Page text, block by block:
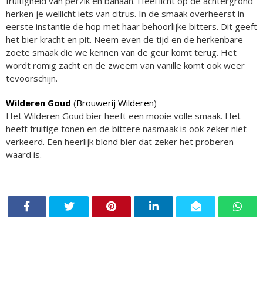
herken je wellicht iets van citrus. In de smaak overheerst in
eerste instantie de hop met haar behoorlijke bitters. Dit geeft
het bier kracht en pit. Neem even de tijd en de herkenbare
zoete smaak die we kennen van de geur komt terug. Het
wordt romig zacht en de zweem van vanille komt ook weer
tevoorschijn.
Wilderen Goud (Brouwerij Wilderen)
Het Wilderen Goud bier heeft een mooie volle smaak. Het
heeft fruitige tonen en de bittere nasmaak is ook zeker niet
verkeerd. Een heerlijk blond bier dat zeker het proberen
waard is.